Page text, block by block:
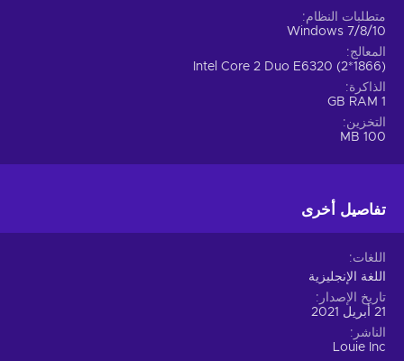
متطلبات النظام
Windows 7/8/10
المعالج
Intel Core 2 Duo E6320 (2*1866)
الذاكرة
1 GB RAM
التخزين
100 MB
تفاصيل أخرى
اللغات
اللغة الإنجليزية
تاريخ الإصدار
21 أبريل 2021
الناشر
Louie Inc